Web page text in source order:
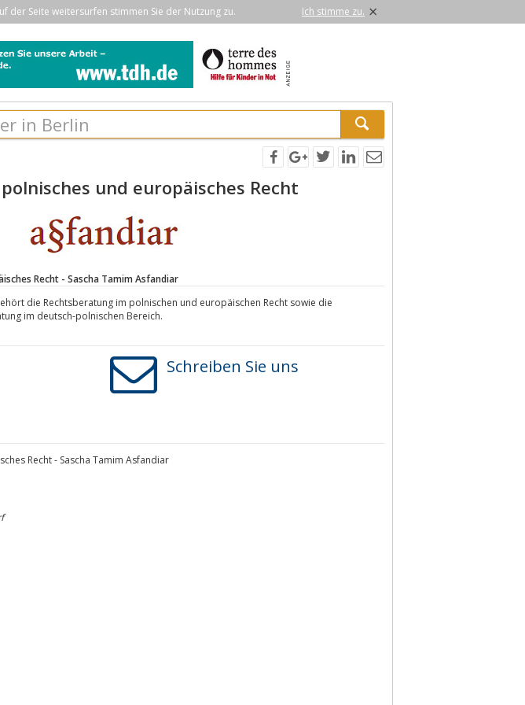
der Seite weitersurfen stimmen Sie der Nutzung zu. Ich stimme zu. ×
und europäisches Recht
Recht - Sascha Tamim Asfandiar
die Rechtsberatung im polnischen und europäischen Recht sowie die
im deutsch-polnischen Bereich.
Schreiben Sie uns
Recht - Sascha Tamim Asfandiar